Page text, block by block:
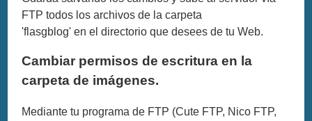
FTP todos los archivos de la carpeta
'flasgblog' en el directorio que desees de tu Web.
Cambiar permisos de escritura en la
carpeta de imágenes.
Mediante tu programa de FTP (Cute FTP, Nico FTP,